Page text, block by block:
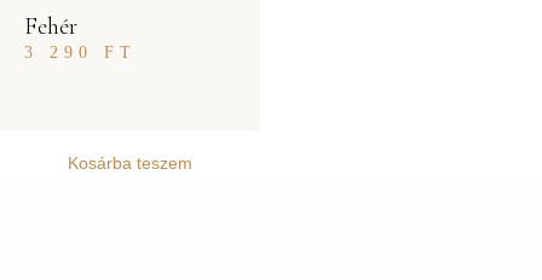
Fehér
3 290 FT
Kosárba teszem